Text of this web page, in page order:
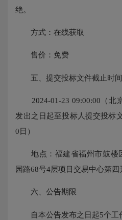
绝。
方式：在线获取
售价：免费
五、提交投标文件截止时间
2024-01-23 09:00:00（北
发出之日起至投标人提交投标
0日）
地点：福建省福州市鼓楼
园路68号4层项目交易中心第四
六、公告期限
自本公告发布之日起5个工